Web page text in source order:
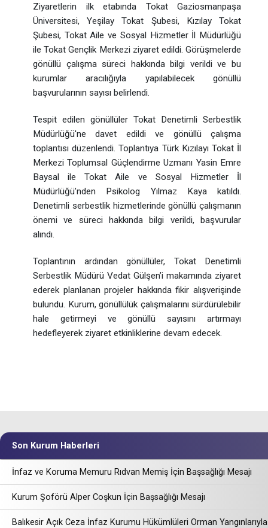
Ziyaretlerin ilk etabında Tokat Gaziosmanpaşa
Üniversitesi, Yeşilay Tokat Şubesi, Kızılay Tokat
Şubesi, Tokat Aile ve Sosyal Hizmetler İl Müdürlüğü
ile Tokat Gençlik Merkezi ziyaret edildi. Görüşmelerde
gönüllü çalışma süreci hakkında bilgi verildi ve bu
kurumlar aracılığıyla yapılabilecek gönüllü
başvurularının sayısı belirlendi.
Tespit edilen gönüllüler Tokat Denetimli Serbestlik
Müdürlüğü'ne davet edildi ve gönüllü çalışma
toplantısı düzenlendi. Toplantıya Türk Kızılayı Tokat İl
Merkezi Toplumsal Güçlendirme Uzmanı Yasin Emre
Baysal ile Tokat Aile ve Sosyal Hizmetler İl
Müdürlüğü’nden Psikolog Yılmaz Kaya katıldı.
Denetimli serbestlik hizmetlerinde gönüllü çalışmanın
önemi ve süreci hakkında bilgi verildi, başvurular
alındı.
Toplantının ardından gönüllüler, Tokat Denetimli
Serbestlik Müdürü Vedat Gülşen’i makamında ziyaret
ederek planlanan projeler hakkında fikir alışverişinde
bulundu. Kurum, gönüllülük çalışmalarını sürdürülebilir
hale getirmeyi ve gönüllü sayısını artırmayı
hedefleyerek ziyaret etkinliklerine devam edecek.
Son Kurum Haberleri
İnfaz ve Koruma Memuru Rıdvan Memiş İçin Başsağlığı Mesajı
Kurum Şoförü Alper Coşkun İçin Başsağlığı Mesajı
Balıkesir Açık Ceza İnfaz Kurumu Hükümlüleri Orman Yangınlarıyla